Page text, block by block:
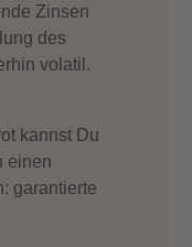
Zinsen
des
volatil.
kannst Du
einen
garantierte